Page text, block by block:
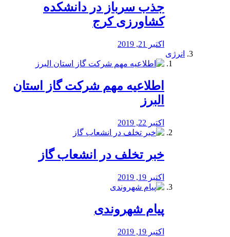
جذب سرباز در دانشکده
کشاورزی کرج
اکتبر 21, 2019
انرژی
️اطلاعیه مهم شرکت گاز استان
البرز
اکتبر 22, 2019
خبر تخلف در انشعاب گاز
اکتبر 19, 2019
پیام شهروندی
اکتبر 19, 2019